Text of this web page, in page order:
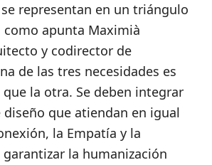
representan en un triángulo
como apunta Maximià
y codirector de
de las tres necesidades es
la otra. Se deben integrar
que atiendan en igual
la Empatía y la
la humanización